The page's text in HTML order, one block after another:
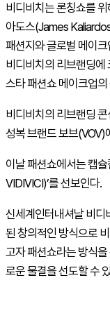
비디비치는 론칭쇼를
아도스(James
패션지와 글로벌 메이
비디비치의 리브랜딩에
스타 패션쇼 메이크업
비디비치의 리브랜딩
성복 브랜드 보브(VOV)
이날 패션쇼에서는 캡
VIDIVICI)’를 선보인다.
신세계인터내셔날 비디
된 창의적인 방식으로
고자 패션쇼라는 방식
로운 물결을 선도할 수